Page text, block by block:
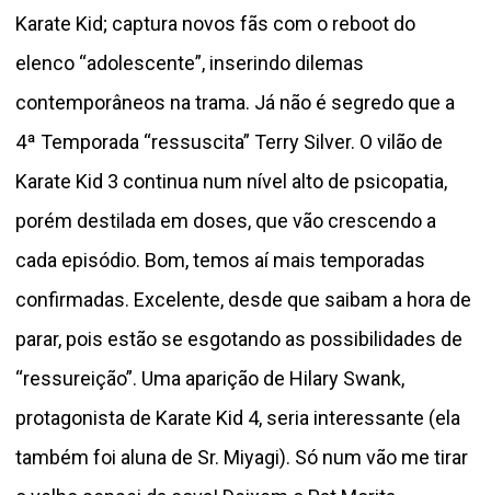
Karate Kid; captura novos fãs com o reboot do
elenco “adolescente”, inserindo dilemas
contemporâneos na trama. Já não é segredo que a
4ª Temporada “ressuscita” Terry Silver. O vilão de
Karate Kid 3 continua num nível alto de psicopatia,
porém destilada em doses, que vão crescendo a
cada episódio. Bom, temos aí mais temporadas
confirmadas. Excelente, desde que saibam a hora de
parar, pois estão se esgotando as possibilidades de
“ressureição”. Uma aparição de Hilary Swank,
protagonista de Karate Kid 4, seria interessante (ela
também foi aluna de Sr. Miyagi). Só num vão me tirar